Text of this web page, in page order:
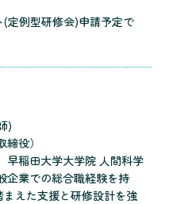
定例型研修会)申請予定で
)
役）
早稲田大学大学院 人間科学
企業での総合職経験を持
えた支援と研修設計を強